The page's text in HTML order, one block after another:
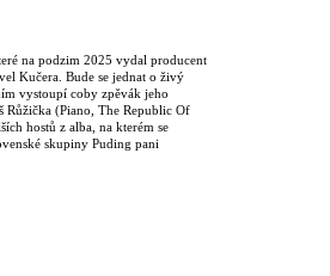
na podzim 2025 vydal producent
Kučera. Bude se jednat o živý
vystoupí coby zpěvák jeho
(Piano, The Republic Of
hostů z alba, na kterém se
skupiny Puding pani
Felix Slováček ml.
a od té doby vydal řadu singlů,
Girl Of The Sun. Tyto skladby
hudebních blozích a objevují se
a Radio 1 či slovenské hudební
a instrumentálních